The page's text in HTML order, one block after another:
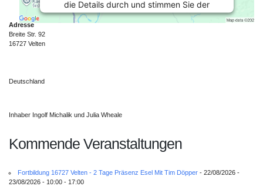
die Details durch und stimmen Sie der
Nutzung des Service zu, um diese Karte
powered byUsercentrics Consent
Adresse
Breite Str. 92
16727 Velten
Deutschland
Inhaber Ingolf Michalik und Julia Wheale
Kommende Veranstaltungen
Fortbildung 16727 Velten - 2 Tage Präsenz Esel Mit Tim Döpper - 22/08/2026 -
23/08/2026 - 10:00 - 17:00